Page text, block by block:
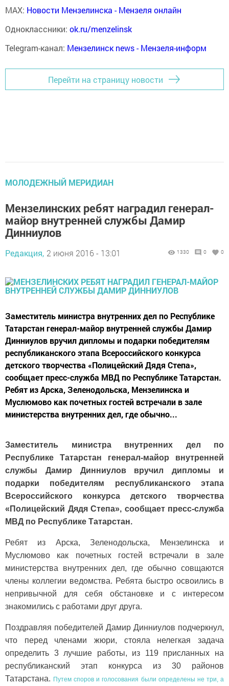
MAX: Новости Мензелинска - Мензеля онлайн
Одноклассники: ok.ru/menzelinsk
Telegram-канал: Мензелинск news - Мензеля-информ
Перейти на страницу новости
МОЛОДЕЖНЫЙ МЕРИДИАН
Мензелинских ребят наградил генерал-
майор внутренней службы Дамир
Динниулов
Редакция, 2 июня 2016 - 13:01 1330 0 0
Заместитель министра внутренних дел по Республике
Татарстан генерал-майор внутренней службы Дамир
Динниулов вручил дипломы и подарки победителям
республиканского этапа Всероссийского конкурса
детского творчества «Полицейский Дядя Степа»,
сообщает пресс-служба МВД по Республике Татарстан.
Ребят из Арска, Зеленодольска, Мензелинска и
Муслюмово как почетных гостей встречали в зале
министерства внутренних дел, где обычно...
Заместитель министра внутренних дел по
Республике Татарстан генерал-майор внутренней
службы Дамир Динниулов вручил дипломы и
подарки победителям республиканского этапа
Всероссийского конкурса детского творчества
«Полицейский Дядя Степа», сообщает пресс-служба
МВД по Республике Татарстан.
Ребят из Арска, Зеленодольска, Мензелинска и
Муслюмово как почетных гостей встречали в зале
министерства внутренних дел, где обычно совщаются
члены коллегии ведомства. Ребята быстро освоились в
непривычной для себя обстановке и с интересом
знакомились с работами друг друга.
Поздравляя победителей Дамир Динниулов подчеркнул,
что перед членами жюри, стояла нелегкая задача
определить 3 лучшие работы, из 119 присланных на
республиканский этап конкурса из 30 районов
Татарстана. Путем споров и голосования были определены не три, а